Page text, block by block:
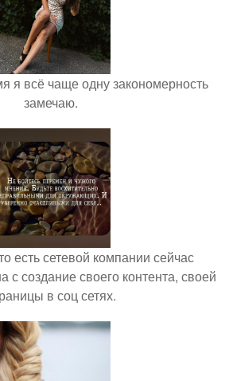
я всё чаще одну закономерность
замечаю.
есть сетевой компании сейчас
с создание своего контента, своей
в соц сетях.